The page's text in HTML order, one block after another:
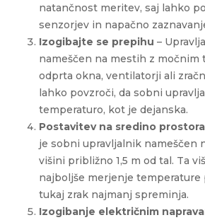
natančnost meritev, saj lahko
senzorjev in napačno
Izogibajte se prepihu –
nameščen na mestih z močnim
odprta okna, ventilatorji ali
lahko povzroči, da sobni
temperaturo, kot je dejanska.
Postavitev na sredino prostora
je sobni upravljalnik nameščen
višini približno 1,5 m od tal. Ta
najboljše merjenje temperature
tukaj zrak najmanj spreminja.
Izogibanje električnim